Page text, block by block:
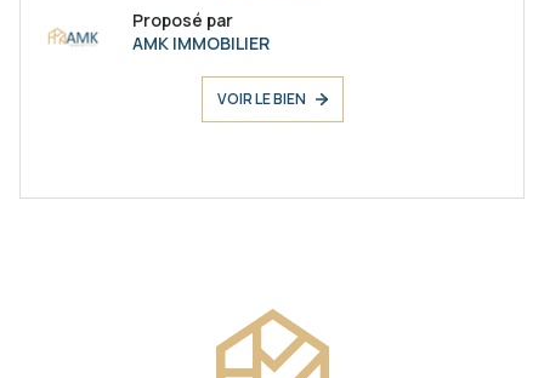
Proposé par
AMK IMMOBILIER
VOIR LE BIEN